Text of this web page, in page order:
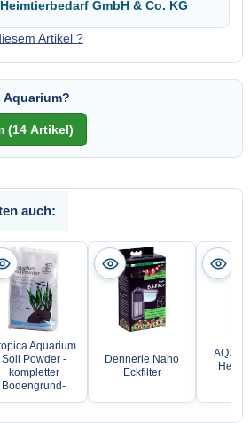
GmbH & Co. KG
Artikel ?
Aquarium?
auch:
Aquarium
Soil Powder -
kompletter
Bodengrund-
Dennerle Nano
Eckfilter